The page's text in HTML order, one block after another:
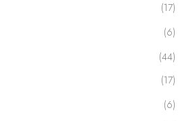
(17)
(6)
(44)
(17)
(6)